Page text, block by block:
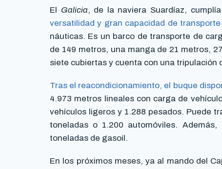
El Galicia, de la naviera Suardíaz,
versatilidad y gran capacidad de transporte
náuticas. Es un barco de transporte de
de 149 metros, una manga de 21 metros,
siete cubiertas y cuenta con una tripulación
Tras el reacondicionamiento, el buque
4.973 metros lineales con carga de
vehículos ligeros y 1.288 pesados. Puede
toneladas o 1.200 automóviles.
toneladas de gasoil.
En los próximos meses, ya al mando del